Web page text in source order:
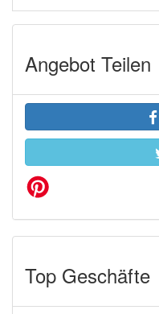
Angebot Teilen
Top Geschäfte